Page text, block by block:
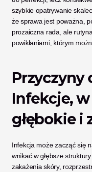
szybkie opatrywanie
że sprawa jest poważna,
prozaiczna rada, ale
powikłaniami, którym
Przyczyny
Infekcje,
głębokie i
Infekcja może zacząć się
wnikać w głębsze
zakażenia skóry,